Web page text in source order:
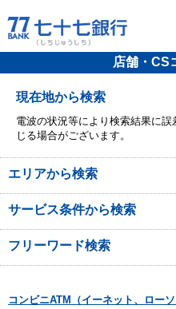
店舗・CS
現在地から検索
電波の状況等により検索結果に誤
じる場合がございます。
エリアから検索
サービス条件から検索
フリーワード検索
コンビニATM（イーネット、ロー